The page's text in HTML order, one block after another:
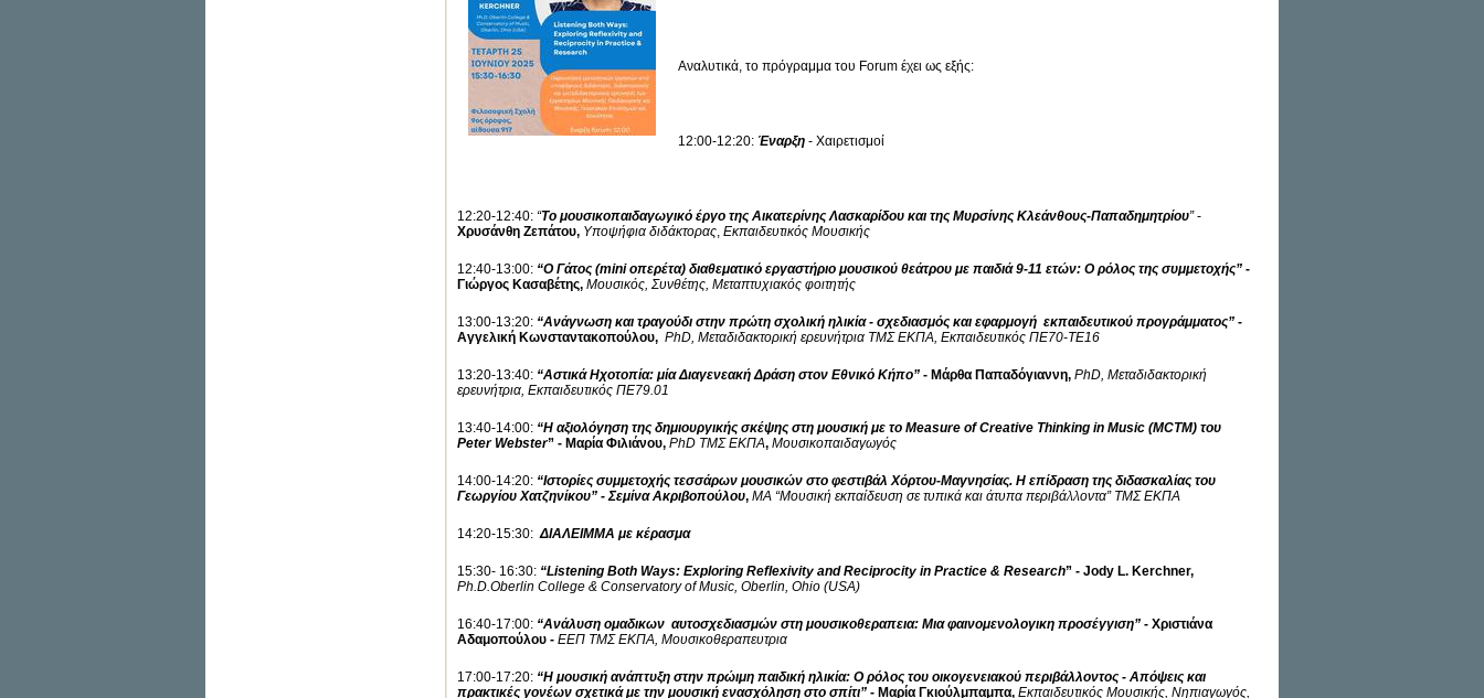
Αναλυτικά, το πρόγραμμα του Forum έχει ως εξής:
12:00-12:20: Έναρξη - Χαιρετισμοί
12:20-12:40: “Το μουσικοπαιδαγωγικό έργο της Αικατερίνης Λασκαρίδου και της Μυρσίνης Κλεάνθους-Παπαδημητρίου”-
Χρυσάνθη Ζεπάτου, Υποψήφια διδάκτορας, Εκπαιδευτικός Μουσικής
12:40-13:00: “Ο Γάτος (miniοπερέτα) διαθεματικό εργαστήριο μουσικού θεάτρου με παιδιά 9-11 ετών: Ο ρόλος της συμμετοχής” -
Γιώργος Κασαβέτης, Μουσικός, Συνθέτης, Μεταπτυχιακός φοιτητής
13:00-13:20: “Ανάγνωση και τραγούδι στην πρώτη σχολική ηλικία - σχεδιασμός και εφαρμογή εκπαιδευτικού προγράμματος” -
Αγγελική Κωνσταντακοπούλου, PhD, Μεταδιδακτορική ερευνήτρια ΤΜΣ ΕΚΠΑ, Εκπαιδευτικός ΠΕ70-ΤΕ16
13:20-13:40: “Αστικά Ηχοτοπία: μία Διαγενεακή Δράση στον Εθνικό Κήπο” - Μάρθα Παπαδόγιαννη, PhD, Μεταδιδακτορική
ερευνήτρια, Εκπαιδευτικός ΠΕ79.01
13:40-14:00: “Η αξιολόγηση της δημιουργικής σκέψης στη μουσική με το Measure ofCreative Thinking in Music (MCTM) του
PeterWebster” - Μαρία Φιλιάνου, PhD ΤΜΣ ΕΚΠΑ, Μουσικοπαιδαγωγός
14:00-14:20: “Ιστορίες συμμετοχής τεσσάρων μουσικών στο φεστιβάλ Χόρτου-Μαγνησίας. Η επίδραση της διδασκαλίας του
Γεωργίου Χατζηνίκου” - Σεμίνα Ακριβοπούλου, ΜΑ “Μουσική εκπαίδευση σε τυπικά και άτυπα περιβάλλοντα” ΤΜΣ ΕΚΠΑ
14:20-15:30: ΔΙΑΛΕΙΜΜΑ με κέρασμα
15:30- 16:30: “Listening Both Ways: Exploring Reflexivity and Reciprocity in Practice & Research” - Jody L. Kerchner,
Ph.D.Oberlin College & Conservatory of Music, Oberlin, Ohio (USA)
16:40-17:00: “Ανάλυση ομαδικων αυτοσχεδιασμών στη μουσικοθεραπεια: Μια φαινομενολογικη προσέγγιση” - Χριστιάνα
Αδαμοπούλου - ΕΕΠ ΤΜΣ ΕΚΠΑ, Μουσικοθεραπευτρια
17:00-17:20: “Η μουσική ανάπτυξη στην πρώιμη παιδική ηλικία: Ο ρόλος του οικογενειακού περιβάλλοντος - Απόψεις και
πρακτικές γονέων σχετικά με την μουσική ενασχόληση στο σπίτι” - Μαρία Γκιούλμπαμπα, Εκπαιδευτικός Mουσικής, Nηπιαγωγός,